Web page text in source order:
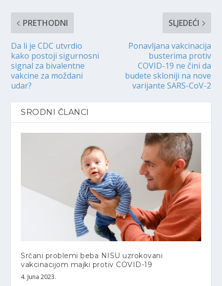
PRETHODNI
Da li je CDC utvrdio
kako postoji sigurnosni
signal za bivalentne
vakcine za moždani
udar?
SLJEDEĆI
Ponavljana vakcinacija
busterima protiv
COVID-19 ne čini da
budete skloniji na nove
varijante SARS-CoV-2
SRODNI ČLANCI
Srčani problemi beba NISU uzrokovani
vakcinacijom majki protiv COVID-19
4. Juna 2023.